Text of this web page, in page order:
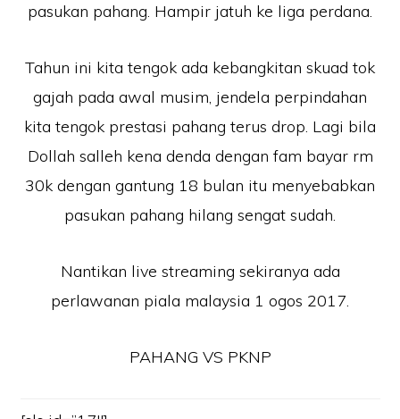
pasukan pahang. Hampir jatuh ke liga perdana.
Tahun ini kita tengok ada kebangkitan skuad tok
gajah pada awal musim, jendela perpindahan
kita tengok prestasi pahang terus drop. Lagi bila
Dollah salleh kena denda dengan fam bayar rm
30k dengan gantung 18 bulan itu menyebabkan
pasukan pahang hilang sengat sudah.
Nantikan live streaming sekiranya ada
perlawanan piala malaysia 1 ogos 2017.
PAHANG VS PKNP